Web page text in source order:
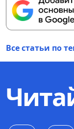
Все статьи по